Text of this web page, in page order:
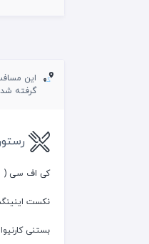
این
گرفته
کی اف سی (
نکست
بستنی